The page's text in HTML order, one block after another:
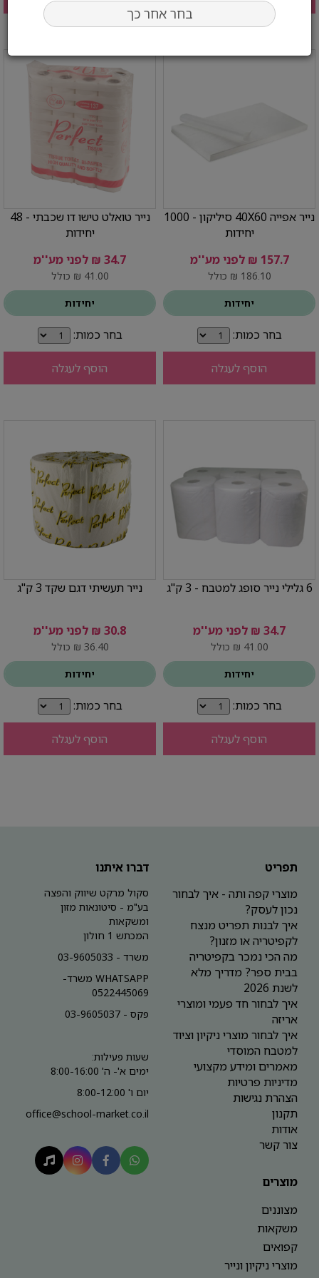
בחר אחר כך
נייר אפייה 40X60 סיליקון - 1000
יחידות
157.7 ₪ לפני מע''מ
186.10 ₪ כולל
יחידות
בחר כמות:
הוסף לעגלה
נייר טואלט טישו דו שכבתי - 48
יחידות
34.7 ₪ לפני מע''מ
41.00 ₪ כולל
יחידות
בחר כמות:
הוסף לעגלה
6 גלילי נייר סופג למטבח - 3 ק"ג
34.7 ₪ לפני מע''מ
41.00 ₪ כולל
יחידות
בחר כמות:
הוסף לעגלה
נייר תעשיתי דגם שקד 3 ק"ג
30.8 ₪ לפני מע''מ
36.40 ₪ כולל
יחידות
בחר כמות:
הוסף לעגלה
דברו איתנו
סקול מרקט שיווק והפצה
בע"מ - סיטונאות מזון
ומשקאות
המכתש 1 חולון
משרד - 03-9605033
WHATSAPP משרד-
0522445069
פקס - 03-9605037
שעות פעילות:
ימים א'- ה' 8:00-16:00
יום ו' 8:00-12:00
office@school-market.co.il
תפריט
מוצרי קפה ותה - איך לבחור
נכון לעסק?
איך לבנות תפריט מנצח
לקפיטריה או מזנון?
מה הכי נמכר בקפיטריה
בבית ספר? מדריך מלא
לשנת 2026
איך לבחור חד פעמי ומוצרי
אריזה
איך לבחור מוצרי ניקיון וציוד
למטבח המוסדי
מאמרים ומידע מקצועי
מדיניות פרטיות
הצהרת נגישות
תקנון
אודות
צור קשר
מוצרים
מצוננים
משקאות
קפואים
מוצרי ניקיון ונייר